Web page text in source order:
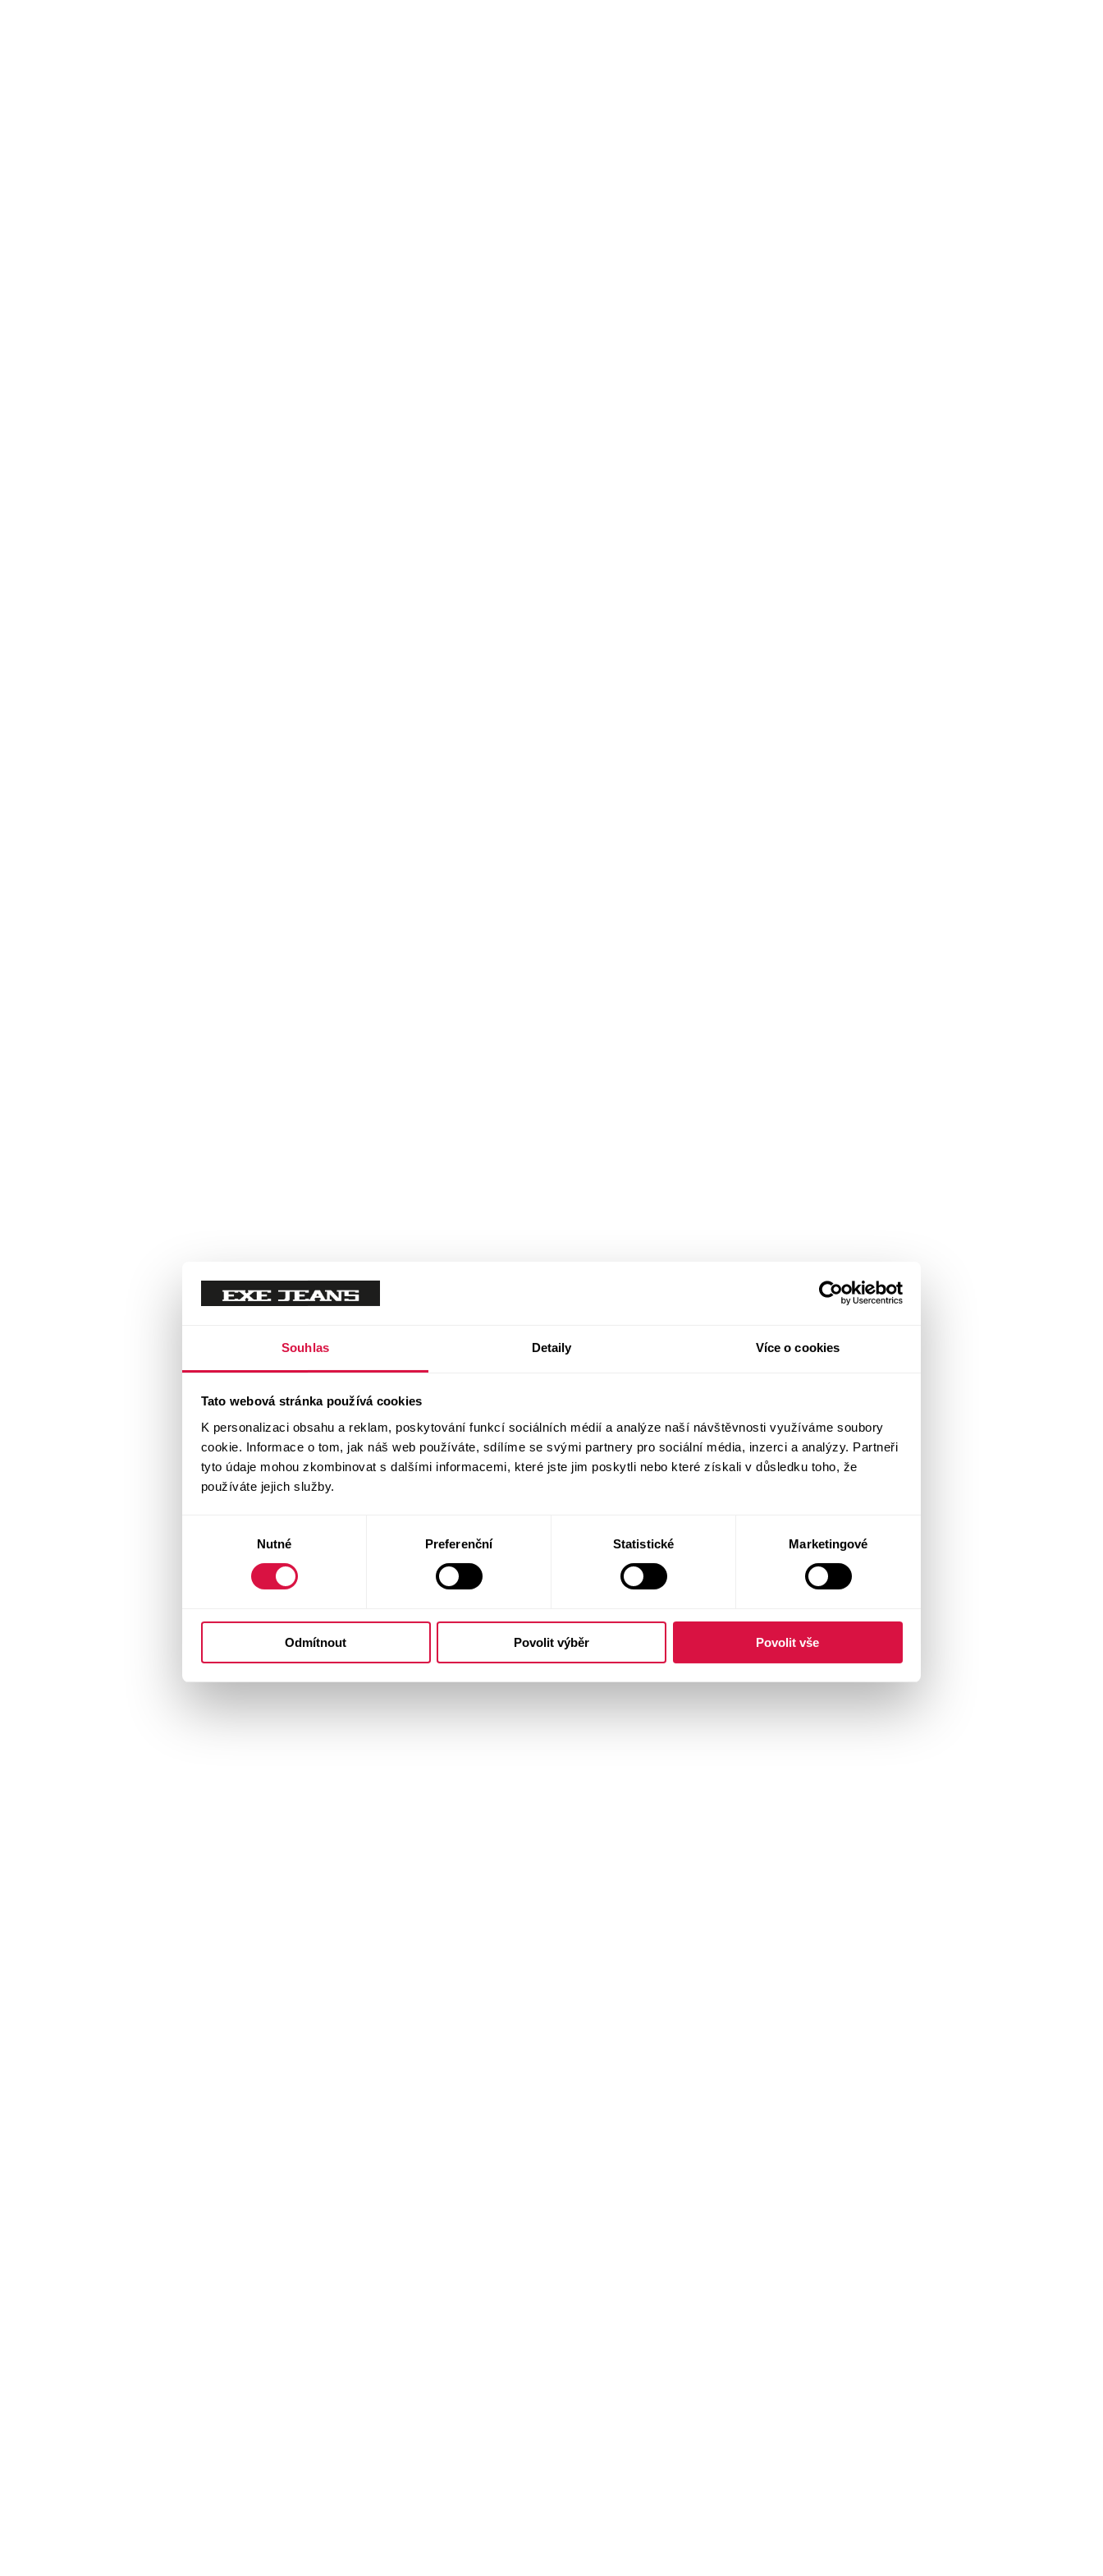
Souhlas Detaily Více o cookies
Tato webová stránka používá cookies
K personalizaci obsahu a reklam, poskytování funkcí sociálních médií a analýze naší návštěvnosti využíváme soubory
cookie. Informace o tom, jak náš web používáte, sdílíme se svými partnery pro sociální média, inzerci a analýzy. Partneři
tyto údaje mohou zkombinovat s dalšími informacemi, které jste jim poskytli nebo které získali v důsledku toho, že
používáte jejich služby.
Nutné Preferenční Statistické Marketingové
Odmítnout Povolit výběr Povolit vše